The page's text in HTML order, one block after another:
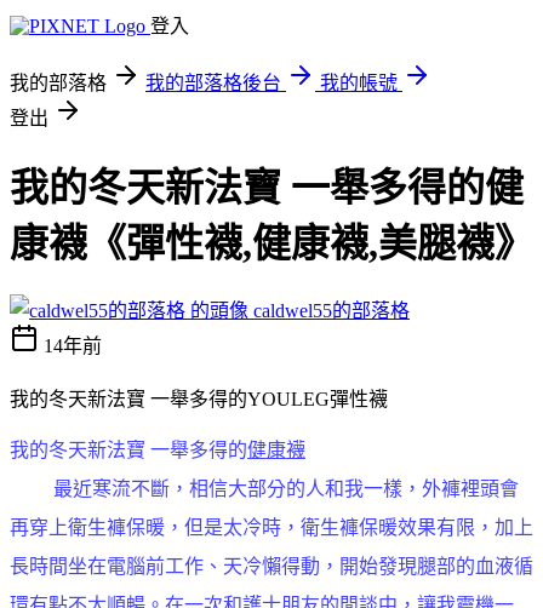
登入
我的部落格 我的部落格後台
我的帳號
登出
我的冬天新法寶 一舉多得的健
康襪《彈性襪,健康襪,美腿襪》
caldwel55的部落格
14年前
我的冬天新法寶 一舉多得的YOULEG彈性襪
我的冬天新法寶 一舉多得的健康襪
最近寒流不斷，相信大部分的人和我一樣，外褲裡頭會
再穿上衛生褲保暖，但是太冷時，衛生褲保暖效果有限，加上
長時間坐在電腦前工作、天冷懶得動，開始發現腿部的血液循